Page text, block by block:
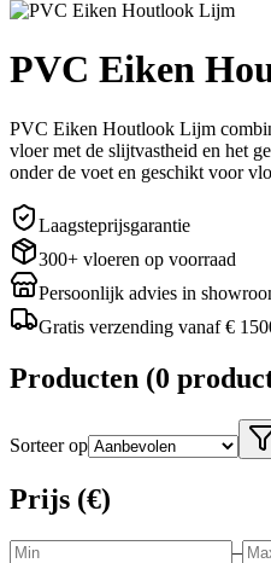
PVC Eiken
PVC Eiken Houtlook Lijm
vloer met de slijtvastheid en het
onder de voet en geschikt voor
Laagsteprijsgarantie
300+ vloeren op voorraad
Persoonlijk advies in
Gratis verzending vanaf €
Producten (0
Sorteer op
Prijs (€)
–